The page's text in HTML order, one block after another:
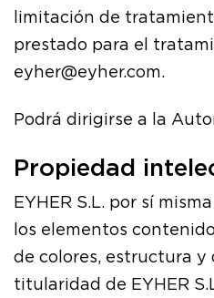
limitación de
prestado para el
eyher@eyher.com.
Podrá dirigirse a la
Propiedad
EYHER S.L. por sí
los elementos
de colores, estructura y
titularidad de EYHER